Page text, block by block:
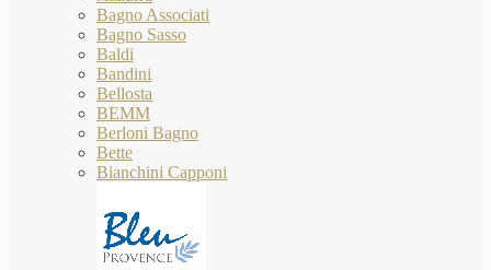
Bagno Associati
Bagno Sasso
Baldi
Bandini
Bellosta
BEMM
Berloni Bagno
Bette
Bianchini Capponi